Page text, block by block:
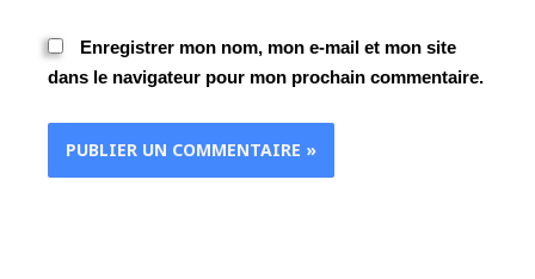
Enregistrer mon nom, mon e-mail et mon site
dans le navigateur pour mon prochain commentaire.